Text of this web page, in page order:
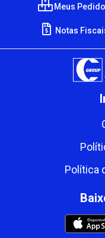
Meus
Notas
Política